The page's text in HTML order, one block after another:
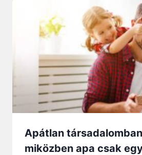
Apátlan
miközben apa csak